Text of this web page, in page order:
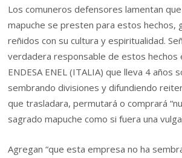
Los comuneros defensores lamentan
mapuche se presten para estos hechos,
reñidos con su cultura y espiritualidad.
verdadera responsable de estos hechos
ENDESA ENEL (ITALIA) que lleva 4 años
sembrando divisiones y difundiendo
que trasladara, permutará o comprará
sagrado mapuche como si fuera una
Agregan “que esta empresa no ha